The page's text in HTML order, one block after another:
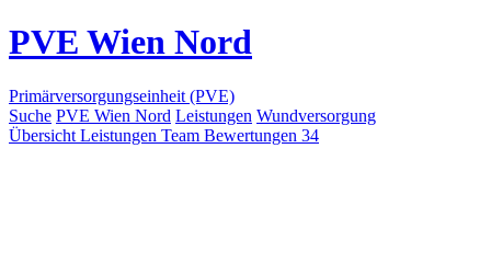
PVE Wien Nord
Primärversorgungseinheit (PVE)
Suche PVE Wien Nord Leistungen Wundversorgung
Übersicht Leistungen Team Bewertungen 34